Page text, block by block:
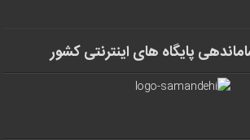
پایگاه های اینترنتی کشور